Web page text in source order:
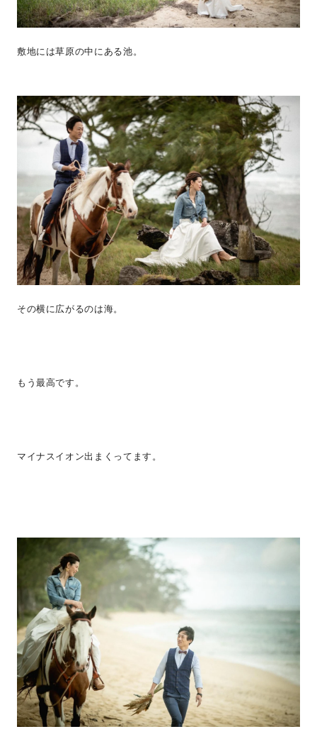
敷地には草原の中にある池。
その横に広がるのは海。
もう最高です。
マイナスイオン出まくってます。